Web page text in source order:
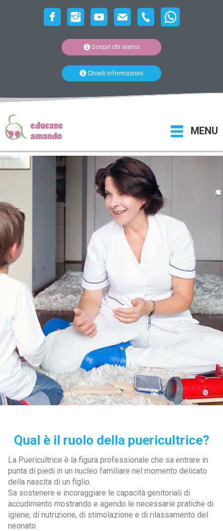
Scopri chi siamo
Chiedi informazioni
MENU
Qual è il ruolo della puericultrice?
La Puericultrice è la figura professionale che sa entrare in
punta di piedi in un nucleo familiare nel momento delicato
della nascita di un figlio.
Sa sostenere e incoraggiare le capacità genitoriali di
accudimento mostrando e agendo le necessarie pratiche di
igiene, di nutrizione, di stimolazione e di rilassamento del
neonato.